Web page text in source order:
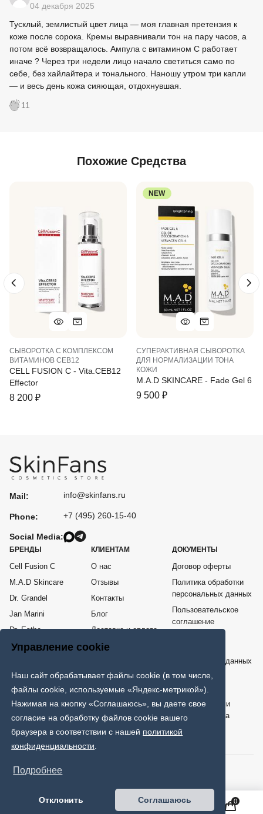
Управление cookie
Наш сайт обрабатывает файлы cookie (в том числе,
файлы cookie, используемые «Яндекс-метрикой»).
Нажимая на кнопку «Соглашаюсь», вы даете свое
согласие на обработку файлов cookie вашего
браузера в соответствии с нашей политикой
конфиденциальности.
Подробнее
Отклонить Соглашаюсь 0
04 декабря 2025
Тусклый, землистый цвет лица — моя главная претензия к
коже после сорока. Кремы выравнивали тон на пару часов, а
потом всё возвращалось. Ампула с витамином С работает
иначе ? Через три недели лицо начало светиться само по
себе, без хайлайтера и тонального. Наношу утром три капли
— и весь день кожа сияющая, отдохнувшая.
11
Похожие Средства
СЫВОРОТКА С КОМПЛЕКСОМ
ВИТАМИНОВ СЕВ12
CELL FUSION C - Vita.CEB12
Effector
8 200 ₽
NEW
СУПЕРАКТИВНАЯ СЫВОРОТКА
ДЛЯ НОРМАЛИЗАЦИИ ТОНА
КОЖИ
M.A.D SKINCARE - Fade Gel 6
9 500 ₽
Mail:
Phone:
Social Media:
info@skinfans.ru
+7 (495) 260-15-40
БРЕНДЫ
Cell Fusion C
M.A.D Skincare
Dr. Grandel
Jan Marini
Dr. Esthe
Me Line
КЛИЕНТАМ
О нас
Отзывы
Контакты
Блог
Доставка и оплата
Возврат товара
ДОКУМЕНТЫ
Договор оферты
Политика обработки
персональных данных
Пользовательское
соглашение
персональных данных
Карта сайта
ИНТЕРНЕТ - МАГАЗИН ПРОФЕССИОНАЛЬНОЙ КОСМЕТИКИ
Только клинически проверенная и протестированная врачами
дерматологами и косметологами эффективная космецевтика
мировых брендов.
© 2026 SkinFans. Все права защищены.